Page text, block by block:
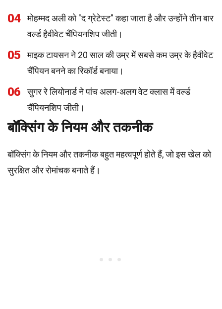
04
मोहम्मद अली को "द ग्रेटेस्ट" कहा जाता है और उन्होंने तीन बार
वर्ल्ड हैवीवेट चैंपियनशिप जीती।
05
माइक टायसन ने 20 साल की उम्र में सबसे कम उम्र के हैवीवेट
चैंपियन बनने का रिकॉर्ड बनाया।
06
सुगर रे लियोनार्ड ने पांच अलग-अलग वेट क्लास में वर्ल्ड
चैंपियनशिप जीती।
बॉक्सिंग के नियम और तकनीक
बॉक्सिंग के नियम और तकनीक बहुत महत्वपूर्ण होते हैं, जो इस खेल को
सुरक्षित और रोमांचक बनाते हैं।